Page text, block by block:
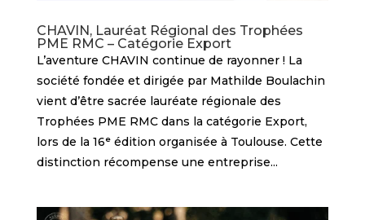
CHAVIN, Lauréat Régional des Trophées
PME RMC – Catégorie Export
L’aventure CHAVIN continue de rayonner ! La
société fondée et dirigée par Mathilde Boulachin
vient d’être sacrée lauréate régionale des
Trophées PME RMC dans la catégorie Export,
lors de la 16ᵉ édition organisée à Toulouse. Cette
distinction récompense une entreprise...